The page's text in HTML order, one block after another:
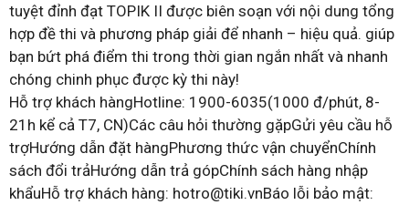
tuyệt đỉnh đạt TOPIK II được biên soạn với nội dung tổng
hợp đề thi và phương pháp giải để nhanh – hiệu quả. giúp
bạn bứt phá điểm thi trong thời gian ngắn nhất và nhanh
chóng chinh phục được kỳ thi này!
Hỗ trợ khách hàngHotline: 1900-6035(1000 đ/phút, 8-
21h kể cả T7, CN)Các câu hỏi thường gặpGửi yêu cầu hỗ
trợHướng dẫn đặt hàngPhương thức vận chuyểnChính
sách đổi trảHướng dẫn trả gópChính sách hàng nhập
khẩuHỗ trợ khách hàng: hotro@tiki.vnBáo lỗi bảo mật: